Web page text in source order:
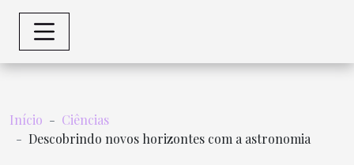
Início
Ciências
Descobrindo novos horizontes com a astronomia